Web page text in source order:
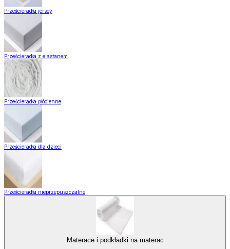
Prześcieradła jersey
Prześcieradła z elastanem
Prześcieradła płócienne
Prześcieradła dla dzieci
Prześcieradła nieprzepuszczalne
Materace i podkładki na materac